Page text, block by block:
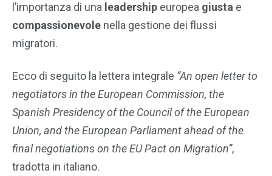
l’importanza di una leadership europea giusta e
compassionevole nella gestione dei flussi
migratori.
Ecco di seguito la lettera integrale “An open letter to
negotiators in the European Commission, the
Spanish Presidency of the Council of the European
Union, and the European Parliament ahead of the
final negotiations on the EU Pact on Migration”,
tradotta in italiano.